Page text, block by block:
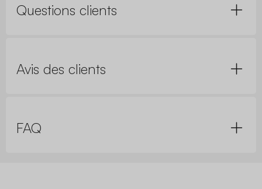
Questions clients
Avis des clients
FAQ